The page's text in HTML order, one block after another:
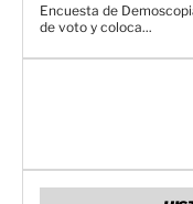
Encuesta de
de voto y coloca...